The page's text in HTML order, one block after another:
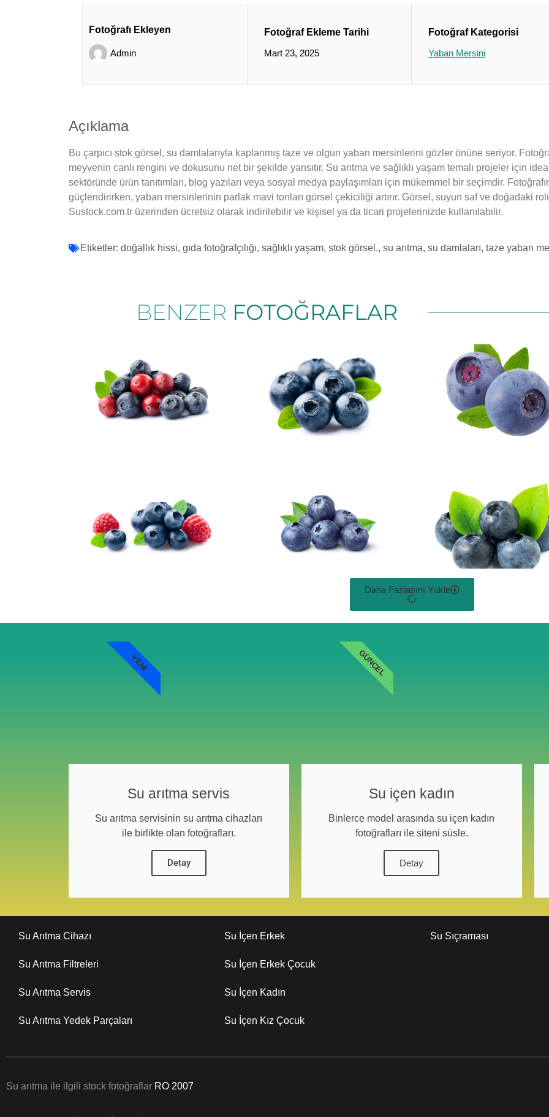
Fotoğrafı Ekleyen
Admin
Fotoğraf Ekleme Tarihi
Mart 23, 2025
Fotoğraf Kategorisi
Yaban Mersini
Açıklama
Bu çarpıcı stok görsel, su damlalarıyla kaplanmış taze ve olgun yaban mersinlerini gözler önüne seriyor.
meyvenin canlı rengini ve dokusunu net bir şekilde yansıtır. Su arıtma ve sağlıklı yaşam temalı projeler için
sektöründe ürün tanıtımları, blog yazıları veya sosyal medya paylaşımları için mükemmel bir seçimdir.
güçlendirirken, yaban mersinlerinin parlak mavi tonları görsel çekiciliği artırır. Görsel, suyun saf ve doğadaki
Sustock.com.tr üzerinden ücretsiz olarak indirilebilir ve kişisel ya da ticari projelerinizde kullanılabilir.
Etiketler: doğallık hissi, gıda fotoğrafçılığı, sağlıklı yaşam, stok görsel., su arıtma, su damlaları, taze yaban
BENZER FOTOĞRAFLAR
Daha Fazlasını Yükle
Su arıtma servis
Su arıtma servisinin su arıtma cihazları
ile birlikte olan fotoğrafları.
Detay
YENI
Su içen kadın
Binlerce model arasında su içen kadın
fotoğrafları ile siteni süsle.
Detay
GÜNCEL
Su Arıtma Cihazı
Su Arıtma Filtreleri
Su Arıtma Servis
Su Arıtma Yedek Parçaları
Su İçen Erkek
Su İçen Erkek Çocuk
Su İçen Kadın
Su İçen Kız Çocuk
Su Sıçraması
Su arıtma ile ilgili stock fotoğraflar RO 2007